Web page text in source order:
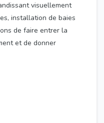
visuellement
installation de baies
de faire entrer la
et de donner